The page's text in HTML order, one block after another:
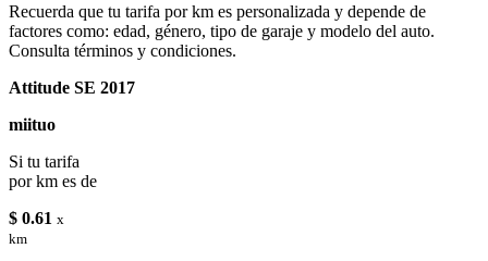
Recuerda que tu tarifa por km es personalizada y depende de
factores como: edad, género, tipo de garaje y modelo del auto.
Consulta términos y condiciones.
Attitude SE 2017
miituo
Si tu tarifa
por km es de
$ 0.61 x
km